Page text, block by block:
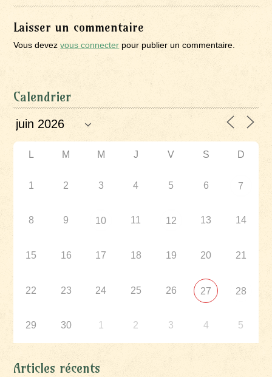
Laisser un commentaire
Vous devezvous connecter pour publier un commentaire.
Calendrier
L M M J V S D
1 2 3 4 5 6 7
8 9 10 11 12 13 14
15 16 17 18 19 20 21
22 23 24 25 26 27 28
29 30 1 2 3 4 5
Articles récents